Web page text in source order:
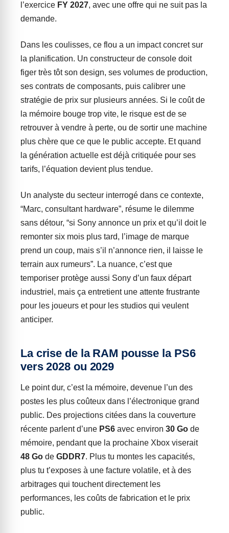
l’exercice FY 2027, avec une offre qui ne suit pas la
demande.
Dans les coulisses, ce flou a un impact concret sur
la planification. Un constructeur de console doit
figer très tôt son design, ses volumes de production,
ses contrats de composants, puis calibrer une
stratégie de prix sur plusieurs années. Si le coût de
la mémoire bouge trop vite, le risque est de se
retrouver à vendre à perte, ou de sortir une machine
plus chère que ce que le public accepte. Et quand
la génération actuelle est déjà critiquée pour ses
tarifs, l’équation devient plus tendue.
Un analyste du secteur interrogé dans ce contexte,
“Marc, consultant hardware”, résume le dilemme
sans détour, “si Sony annonce un prix et qu’il doit le
remonter six mois plus tard, l’image de marque
prend un coup, mais s’il n’annonce rien, il laisse le
terrain aux rumeurs”. La nuance, c’est que
temporiser protège aussi Sony d’un faux départ
industriel, mais ça entretient une attente frustrante
pour les joueurs et pour les studios qui veulent
anticiper.
La crise de la RAM pousse la PS6
vers 2028 ou 2029
Le point dur, c’est la mémoire, devenue l’un des
postes les plus coûteux dans l’électronique grand
public. Des projections citées dans la couverture
récente parlent d’une PS6 avec environ 30 Go de
mémoire, pendant que la prochaine Xbox viserait
48 Go de GDDR7. Plus tu montes les capacités,
plus tu t’exposes à une facture volatile, et à des
arbitrages qui touchent directement les
performances, les coûts de fabrication et le prix
public.